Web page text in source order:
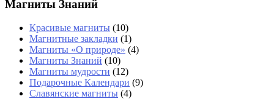
Магниты Знаний
Красивые магниты (10)
Магнитные закладки (1)
Магниты «О природе» (4)
Магниты Знаний (10)
Магниты мудрости (12)
Подарочные Календари (9)
Славянские магниты (4)